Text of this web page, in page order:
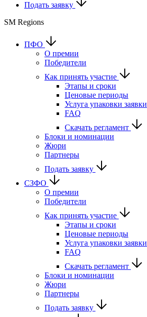
Подать заявку
SM Regions
ПФО
О премии
Победители
Как принять участие
Этапы и сроки
Ценовые периоды
Услуга упаковки заявки
FAQ
Скачать регламент
Блоки и номинации
Жюри
Партнеры
Подать заявку
СЗФО
О премии
Победители
Как принять участие
Этапы и сроки
Ценовые периоды
Услуга упаковки заявки
FAQ
Скачать регламент
Блоки и номинации
Жюри
Партнеры
Подать заявку